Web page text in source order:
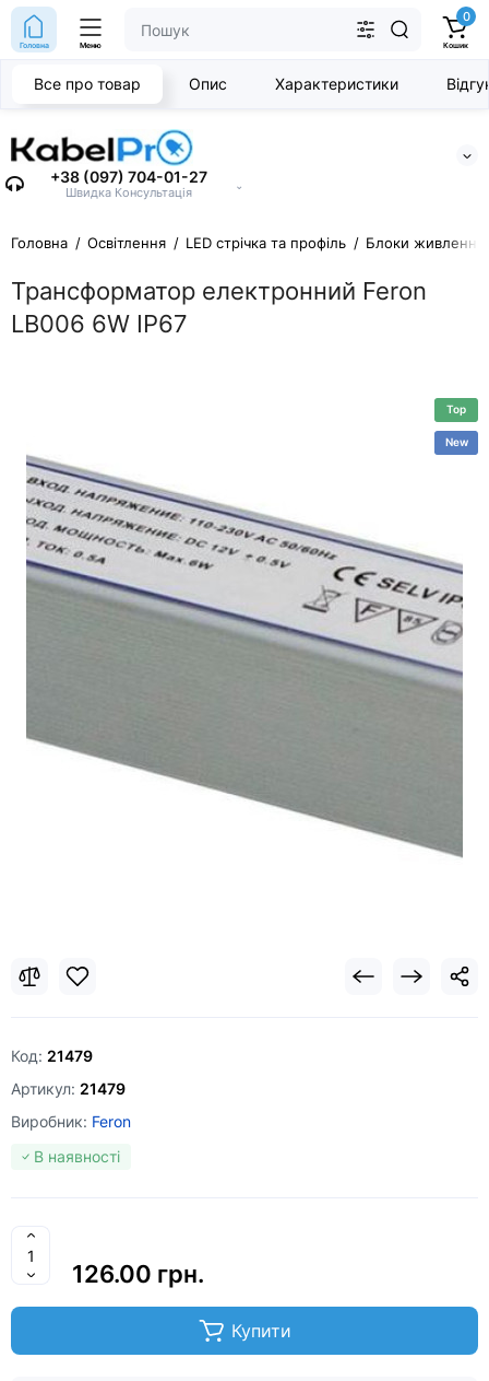
+38 (097) 704-01-27
Швидка Консультація
⌄
Головна Меню
0
Кошик
Головна Освітлення LED стрічка та профіль Блоки живлення
Трансформатор електронний Feron
LB006 6W IP67
Все про товар Опис Характеристики
Top
New
Код: 21479
Артикул: 21479
Виробник: Feron
В наявності
126.00 грн.
Купити